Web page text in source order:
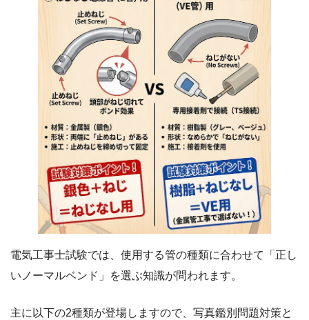
電気工事士試験では、使用する管の種類に合わせて「正し
いノーマルベンド」を選ぶ知識が問われます。
主に以下の2種類が登場しますので、写真鑑別問題対策と